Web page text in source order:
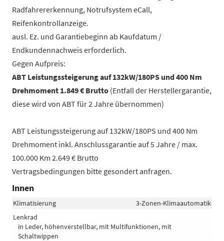
Radfahrererkennung, Notrufsystem eCall,
Reifenkontrollanzeige.
ausl. Ez. und Garantiebeginn ab Kaufdatum /
Endkundennachweis erforderlich.
Gegen Aufpreis:
ABT Leistungssteigerung auf 132kW/180PS und 400 Nm
Drehmoment 1.849 € Brutto (Entfall der Herstellergarantie,
diese wird von ABT für 2 Jahre übernommen)
ABT Leistungssteigerung auf 132kW/180PS und 400 Nm
Drehmoment inkl. Anschlussgarantie auf 5 Jahre / max.
100.000 Km 2.649 € Brutto
Vertragsbedingungen bitte gesondert anfragen.
Innen
Klimatisierung
3-Zonen-Klimaautomatik
Lenkrad
in Leder, höhenverstellbar, mit Multifunktionen, mit
Schaltwippen